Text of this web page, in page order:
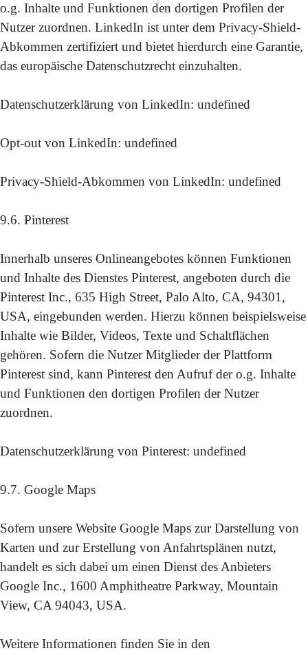
o.g. Inhalte und Funktionen den dortigen Profilen der
Nutzer zuordnen. LinkedIn ist unter dem Privacy-Shield-
Abkommen zertifiziert und bietet hierdurch eine Garantie,
das europäische Datenschutzrecht einzuhalten.
Datenschutzerklärung von LinkedIn: undefined
Opt-out von LinkedIn: undefined
Privacy-Shield-Abkommen von LinkedIn: undefined
9.6. Pinterest
Innerhalb unseres Onlineangebotes können Funktionen
und Inhalte des Dienstes Pinterest, angeboten durch die
Pinterest Inc., 635 High Street, Palo Alto, CA, 94301,
USA, eingebunden werden. Hierzu können beispielsweise
Inhalte wie Bilder, Videos, Texte und Schaltflächen
gehören. Sofern die Nutzer Mitglieder der Plattform
Pinterest sind, kann Pinterest den Aufruf der o.g. Inhalte
und Funktionen den dortigen Profilen der Nutzer
zuordnen.
Datenschutzerklärung von Pinterest: undefined
9.7. Google Maps
Sofern unsere Website Google Maps zur Darstellung von
Karten und zur Erstellung von Anfahrtsplänen nutzt,
handelt es sich dabei um einen Dienst des Anbieters
Google Inc., 1600 Amphitheatre Parkway, Mountain
View, CA 94043, USA.
Weitere Informationen finden Sie in den